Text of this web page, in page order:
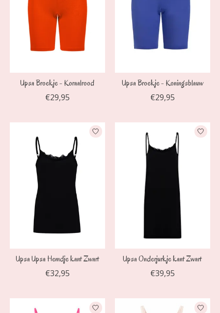
Upsa Broekje - Koraalrood
€29,95
Upsa Broekje - Koningsblauw
€29,95
Upsa Upsa Hemdje kant Zwart
€32,95
Upsa Onderjurkje kant Zwart
€39,95